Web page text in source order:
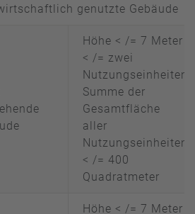
genutzte Gebäude
Höhe < /= 7 Meter
< /= zwei
Nutzungseinheiten
Summe der
Gesamtfläche
aller
Nutzungseinheiten
< /= 400
Quadratmeter
Höhe < /= 7 Meter